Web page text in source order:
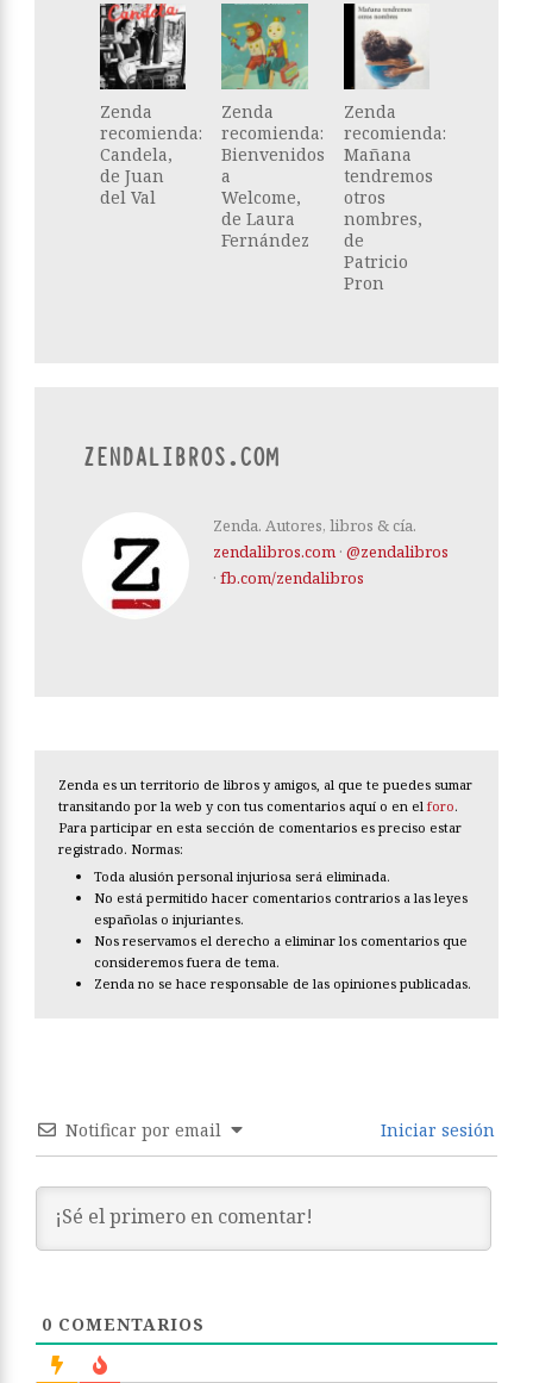
Zenda
recomienda:
Candela,
de Juan
del Val
Zenda
recomienda:
Bienvenidos
a
Welcome,
de Laura
Fernández
Zenda
recomienda:
Mañana
tendremos
otros
nombres,
de
Patricio
Pron
ZENDALIBROS.COM
Zenda. Autores, libros & cía.
zendalibros.com · @zendalibros
· fb.com/zendalibros
Zenda es un territorio de libros y amigos, al que te puedes sumar
transitando por la web y con tus comentarios aquí o en el foro.
Para participar en esta sección de comentarios es preciso estar
registrado. Normas:
Toda alusión personal injuriosa será eliminada.
No está permitido hacer comentarios contrarios a las leyes
españolas o injuriantes.
Nos reservamos el derecho a eliminar los comentarios que
consideremos fuera de tema.
Zenda no se hace responsable de las opiniones publicadas.
Notificar por email Iniciar sesión
0 COMENTARIOS